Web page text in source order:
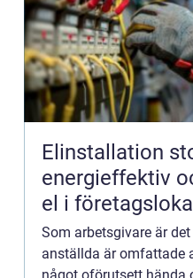
Elinstallation
energieffektiv
el i
Som arbetsgivare är
anställda är omfattade